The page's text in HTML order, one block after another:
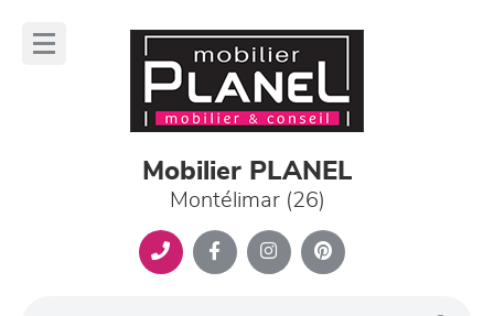
Mobilier PLANEL
Montélimar (26)